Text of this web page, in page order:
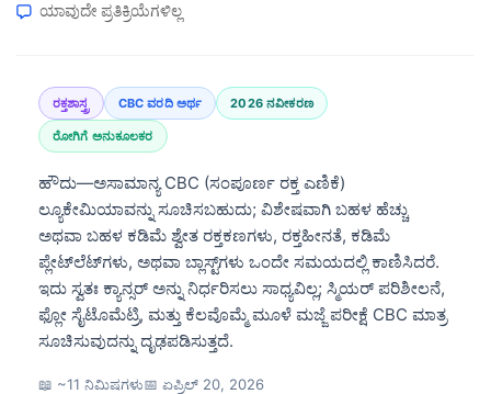
ಯಾವುದೇ ಪ್ರತಿಕ್ರಿಯೆಗಳಿಲ್ಲ
ರಕ್ತಶಾಸ್ತ್ರ CBC ವರದಿ ಅರ್ಥ 2026 ನವೀಕರಣ
ರೋಗಿಗೆ ಅನುಕೂಲಕರ
ಹೌದು—ಅಸಾಮಾನ್ಯ CBC (ಸಂಪೂರ್ಣ ರಕ್ತ ಎಣಿಕೆ)
ಲ್ಯೂಕೇಮಿಯಾವನ್ನು ಸೂಚಿಸಬಹುದು; ವಿಶೇಷವಾಗಿ ಬಹಳ ಹೆಚ್ಚು
ಅಥವಾ ಬಹಳ ಕಡಿಮೆ ಶ್ವೇತ ರಕ್ತಕಣಗಳು, ರಕ್ತಹೀನತೆ, ಕಡಿಮೆ
ಪ್ಲೇಟ್‌ಲೆಟ್‌ಗಳು, ಅಥವಾ ಬ್ಲಾಸ್ಟ್‌ಗಳು ಒಂದೇ ಸಮಯದಲ್ಲಿ ಕಾಣಿಸಿದರೆ.
ಇದು ಸ್ವತಃ ಕ್ಯಾನ್ಸರ್ ಅನ್ನು ನಿರ್ಧರಿಸಲು ಸಾಧ್ಯವಿಲ್ಲ; ಸ್ಮಿಯರ್ ಪರಿಶೀಲನೆ,
ಫ್ಲೋ ಸೈಟೊಮೆಟ್ರಿ, ಮತ್ತು ಕೆಲವೊಮ್ಮೆ ಮೂಳೆ ಮಜ್ಜೆ ಪರೀಕ್ಷೆ CBC ಮಾತ್ರ
ಸೂಚಿಸುವುದನ್ನು ದೃಢಪಡಿಸುತ್ತದೆ.
📖 ~11 ನಿಮಿಷಗಳು📅 ಏಪ್ರಿಲ್ 20, 2026